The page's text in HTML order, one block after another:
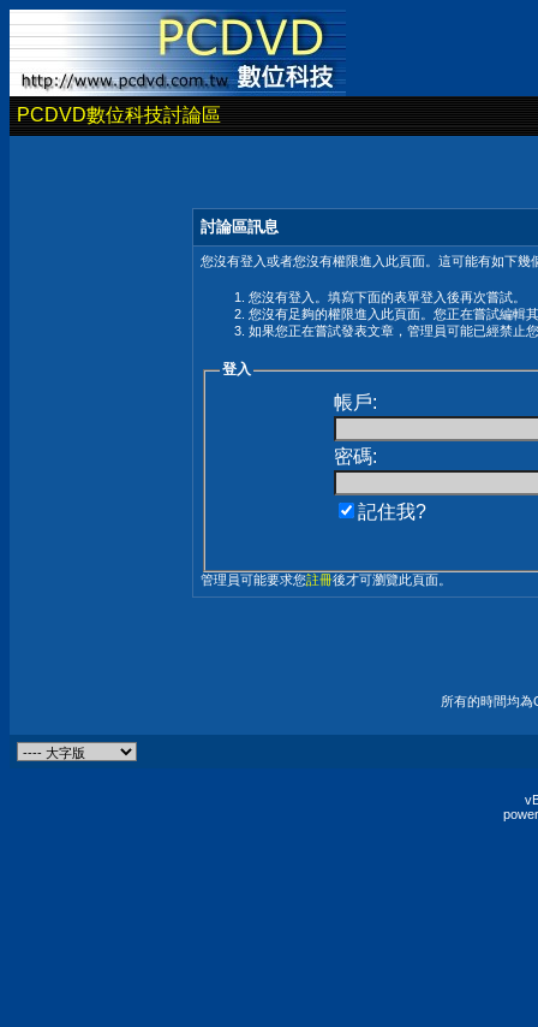
PCDVD數位科技討論區
討論區訊息
您沒有登入或者您沒有權限進入此頁面。這可能有如下幾
您沒有登入。填寫下面的表單登入後再次嘗試。
您沒有足夠的權限進入此頁面。您正在嘗試編輯
如果您正在嘗試發表文章，管理員可能已經禁止
登入
帳戶:
密碼:
記住我?
管理員可能要求您註冊後才可瀏覽此頁面。
所有的時間均為